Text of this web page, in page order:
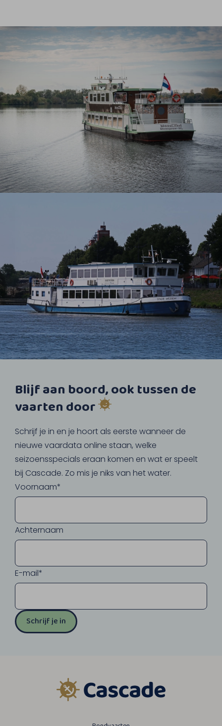
Blijf aan boord, ook tussen de
vaarten door
Schrijf je in en je hoort als eerste wanneer de
nieuwe vaardata online staan, welke
seizoensspecials eraan komen en wat er speelt
bij Cascade. Zo mis je niks van het water.
Voornaam*
Achternaam
E-mail*
Schrijf je in